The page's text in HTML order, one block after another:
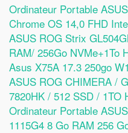
Ordinateur Portable
Chrome OS 14,0 FHD
ASUS ROG Strix
RAM/ 256Go NVMe+1To
Asus X75A 17.3 250go
ASUS ROG CHIMERA /
7820HK / 512 SSD / 1TO
Ordinateur Portable
1115G4 8 Go RAM 256